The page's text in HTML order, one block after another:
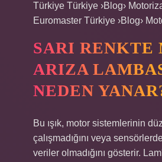
Türkiye Türkiye ›Blog›
Euromaster Türkiye ›Blog›
SARI RENKTE
ARIZA
NEDEN
Bu ışık, motor sistemlerinin
çalışmadığını veya
veriler olmadığını gösterir.